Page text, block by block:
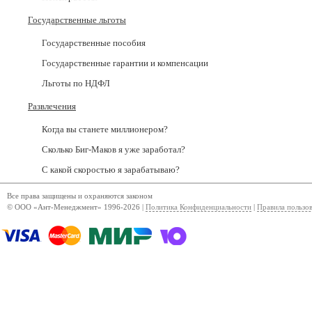
Государственные льготы
Государственные пособия
Государственные гарантии и компенсации
Льготы по НДФЛ
Развлечения
Когда вы станете миллионером?
Сколько Биг-Маков я уже заработал?
С какой скоростью я зарабатываю?
Все права защищены и охраняются законом
© ООО «Ант-Менеджмент» 1996-2026 | Политика Конфиденциальности Правила